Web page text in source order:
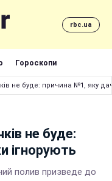
rbc.ua
Гороскопи
не буде: причина №1, яку
не буде:
ігнорують
полив призведе до